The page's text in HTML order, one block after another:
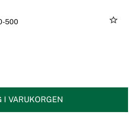
500
I VARUKORGEN